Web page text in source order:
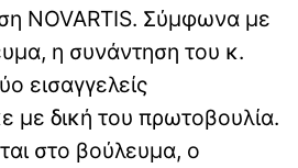
NOVARTIS. Σύμφωνα με
η συνάντηση του κ.
εισαγγελείς
με δική του πρωτοβουλία.
στο βούλευμα, ο